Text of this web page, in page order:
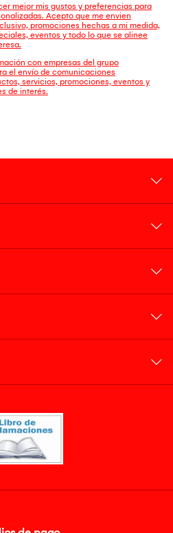
mejor mis gustos y preferencias para
Acepto que me envien
promociones hechas a mi medida,
eventos y todo lo que se alinee
con empresas del grupo
el envío de comunicaciones
servicios, promociones, eventos y
de interés.